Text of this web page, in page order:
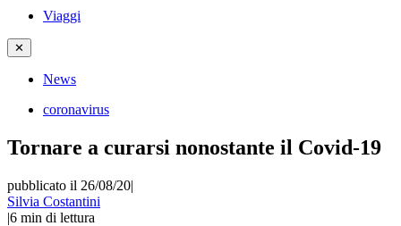
Viaggi
✕
News
coronavirus
Tornare a curarsi nonostante il Covid-19
pubblicato il 26/08/20|
Silvia Costantini
|6 min di lettura